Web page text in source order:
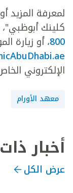
لمعرفة
كلينك
800، أو زيارة
الإلكتروني
معهد الأورام
أخبار
عرض الكل